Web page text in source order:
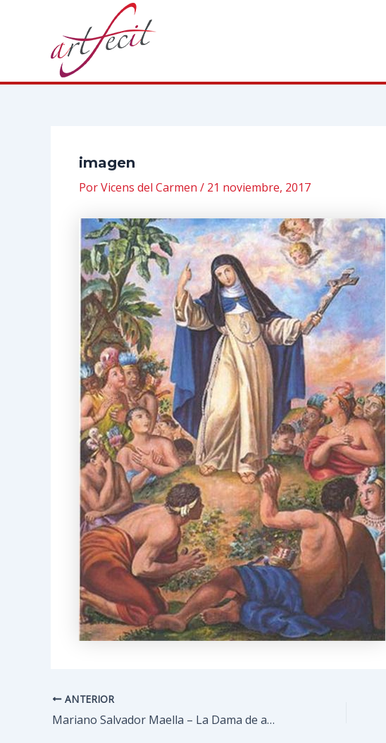
imagen
PorVicens del Carmen / 21 noviembre, 2017
Navegación
de
ANTERIOR
Mariano Salvador Maella – La Dama de azul